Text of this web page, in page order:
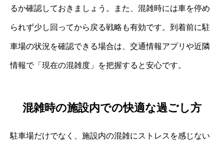
るか確認しておきましょう。また、混雑時には車を停め
られず少し回ってから戻る戦略も有効です。到着前に駐
車場の状況を確認できる場合は、交通情報アプリや近隣
情報で「現在の混雑度」を把握すると安心です。
混雑時の施設内での快適な過ごし方
駐車場だけでなく、施設内の混雑にストレスを感じない